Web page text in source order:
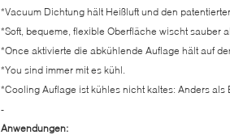
*Vacuum Dichtung hält Heißluft und den
*Soft, bequeme, flexible Oberfläche wischt sauber
*Once aktivierte die abkühlende Auflage hält auf
*You sind immer mit es kühl.
*Cooling Auflage ist kühles nicht kaltes: Anders
-
Anwendungen: